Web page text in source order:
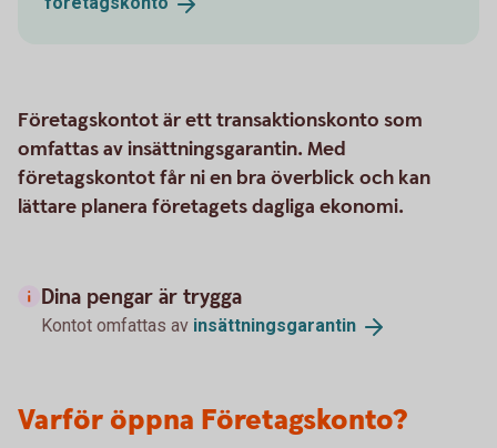
Företagskontot är ett transaktionskonto som
omfattas av insättningsgarantin. Med
företagskontot får ni en bra överblick och kan
lättare planera företagets dagliga ekonomi.
Dina pengar är trygga
Kontot omfattas av insättningsgarantin
Varför öppna Företagskonto?